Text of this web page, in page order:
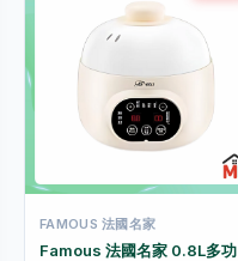
FAMOUS 法國名家
Famous 法國名家 0.8L多功